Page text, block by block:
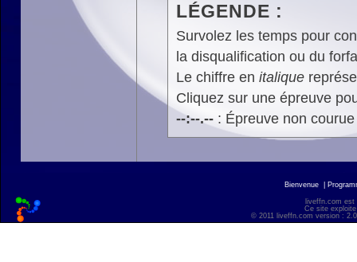
LÉGENDE :
Survolez les temps pour
la disqualification ou du
Le chiffre en italique
Cliquez sur une épreuve
--:--.--: Épreuve non
Bienvenue
liveffn.com est
Ce site
© 2011 liveffn.com version :